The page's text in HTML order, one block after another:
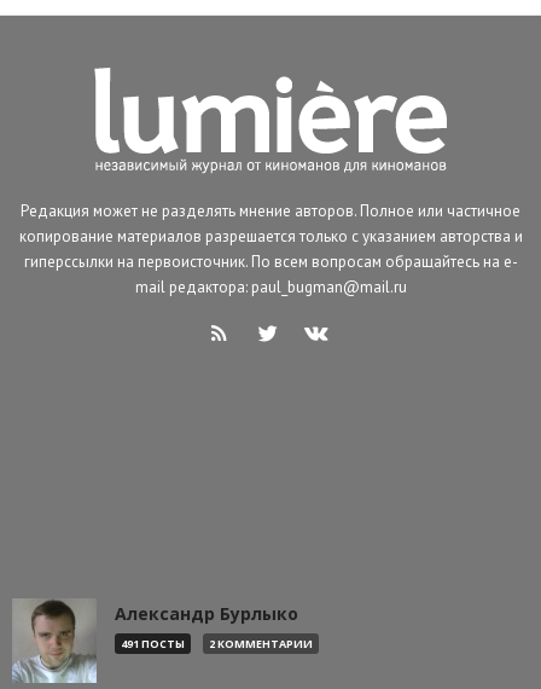
Редакция может не разделять мнение авторов. Полное или частичное
копирование материалов разрешается только с указанием авторства и
гиперссылки на первоисточник. По всем вопросам обращайтесь на e-
mail редактора: paul_bugman@mail.ru
Александр Бурлыко
491 ПОСТЫ 2 КОММЕНТАРИИ